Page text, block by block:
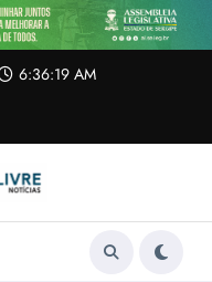
6:36:20 AM